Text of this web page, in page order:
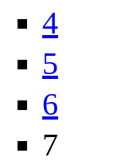
4
5
6
7